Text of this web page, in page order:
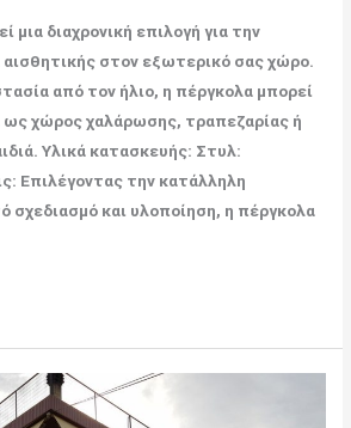
μια διαχρονική επιλογή για την
αισθητικής στον εξωτερικό σας χώρο.
από τον ήλιο, η πέργκολα μπορεί
ως χώρος χαλάρωσης, τραπεζαρίας ή
Υλικά κατασκευής: Στυλ:
Επιλέγοντας την κατάλληλη
και υλοποίηση, η πέργκολα